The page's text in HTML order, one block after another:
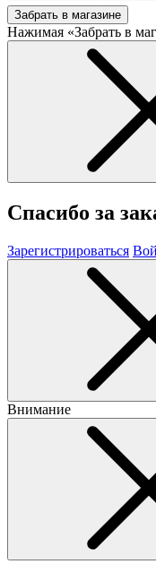
Забрать в магазине
Нажимая «Забрать в
Спасибо за
Зарегистрироваться
Внимание